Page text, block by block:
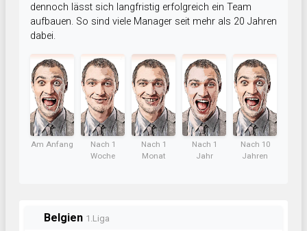
dennoch lässt sich langfristig erfolgreich ein Team
aufbauen. So sind viele Manager seit mehr als 20 Jahren
dabei.
Am Anfang
Nach 1
Woche
Nach 1
Monat
Nach 1
Jahr
Nach 10
Jahren
Belgien 1.Liga